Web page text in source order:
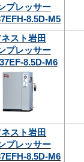
プレッサー
8.5D-M5
スト岩田
プレッサー
8.5D-M6
スト岩田
プレッサー
8.5D-M6